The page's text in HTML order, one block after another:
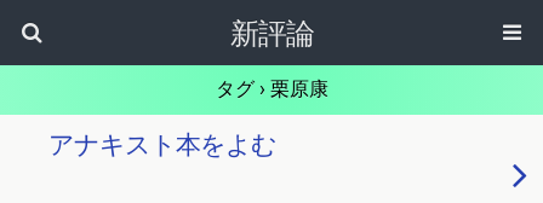
新評論
タグ › 栗原康
アナキスト本をよむ